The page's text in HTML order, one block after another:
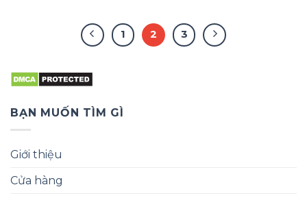
1 2 3
BẠN MUỐN TÌM GÌ
Giới thiệu
Cửa hàng